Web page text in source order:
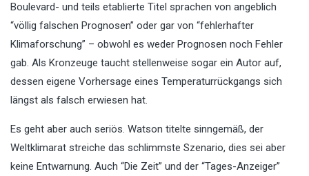
Boulevard- und teils etablierte Titel sprachen von angeblich
“völlig falschen Prognosen” oder gar von “fehlerhafter
Klimaforschung” – obwohl es weder Prognosen noch Fehler
gab. Als Kronzeuge taucht stellenweise sogar ein Autor auf,
dessen eigene Vorhersage eines Temperaturrückgangs sich
längst als falsch erwiesen hat.
Es geht aber auch seriös. Watson titelte sinngemäß, der
Weltklimarat streiche das schlimmste Szenario, dies sei aber
keine Entwarnung. Auch “Die Zeit” und der “Tages-Anzeiger”